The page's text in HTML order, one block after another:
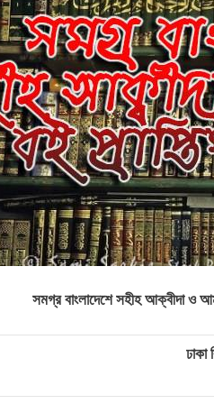
সমগ্র বাংলাদেশে সহীহ আক্বীদাও
ঢাকা